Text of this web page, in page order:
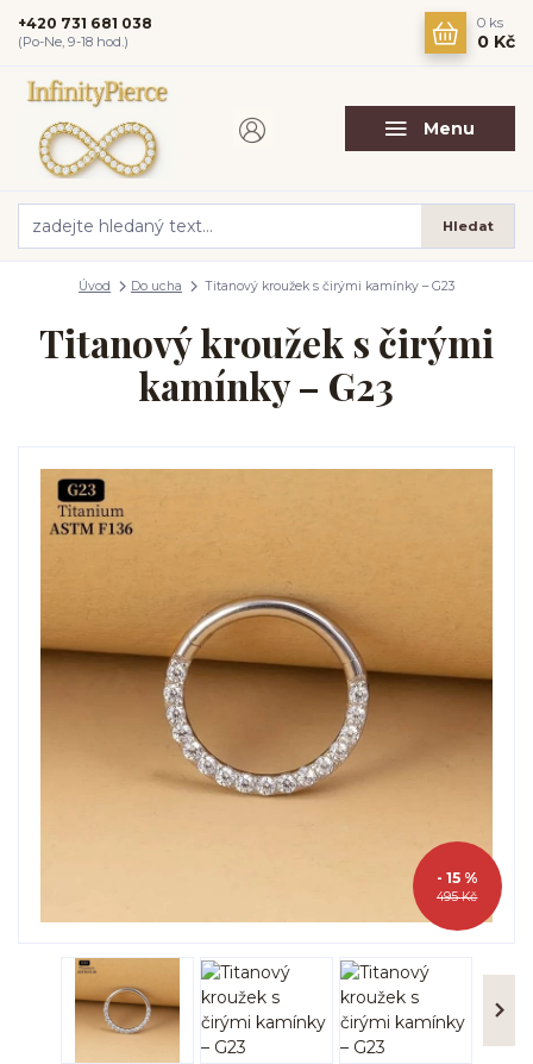
Menu
Hledat
+420 731 681 038
(Po-Ne, 9-18 hod.)
0 ks
0 Kč
Úvod Do ucha Titanový kroužek s čirými kamínky – G23
Titanový kroužek s čirými
kamínky – G23
495 Kč
- 15 %